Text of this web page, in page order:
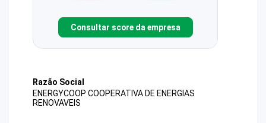
Consultar score da empresa
Razão Social
ENERGYCOOP COOPERATIVA DE ENERGIAS
RENOVAVEIS